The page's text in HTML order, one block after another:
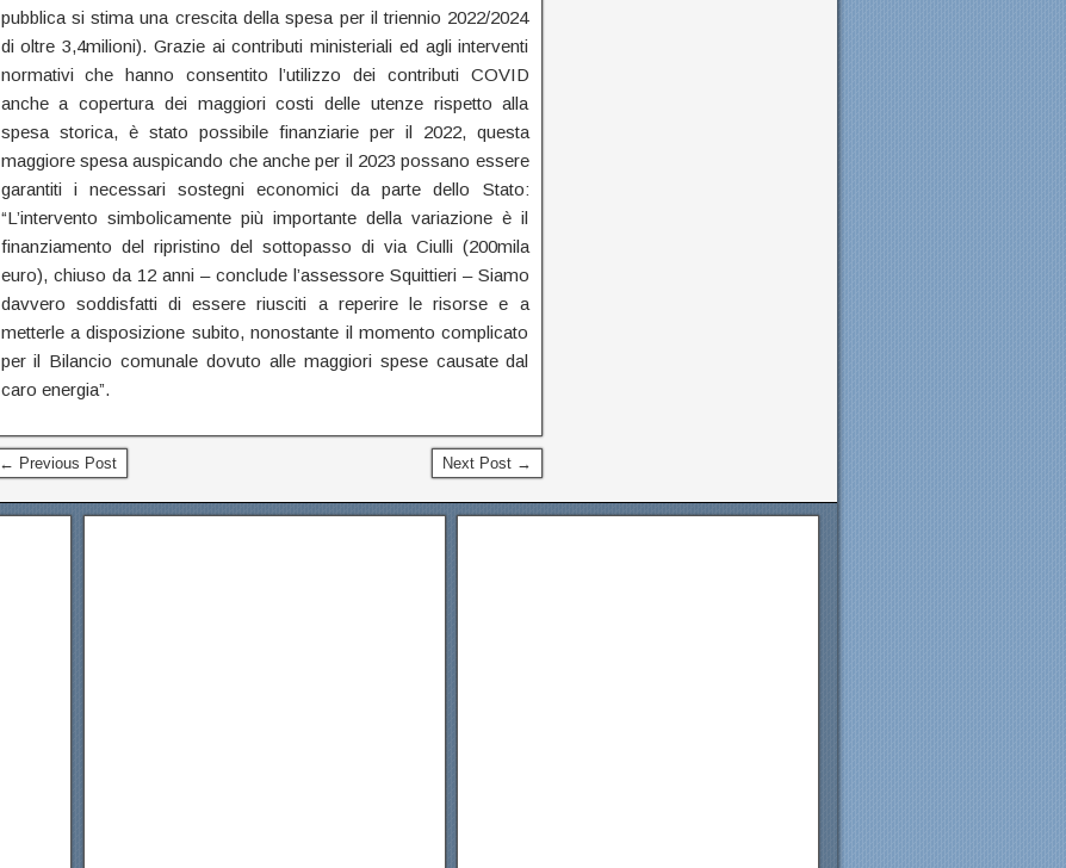
pubblica si stima una crescita della spesa per il triennio 2022/2024
di oltre 3,4milioni). Grazie ai contributi ministeriali ed agli interventi
normativi che hanno consentito l’utilizzo dei contributi COVID
anche a copertura dei maggiori costi delle utenze rispetto alla
spesa storica, è stato possibile finanziarie per il 2022, questa
maggiore spesa auspicando che anche per il 2023 possano essere
garantiti i necessari sostegni economici da parte dello Stato:
“L’intervento simbolicamente più importante della variazione è il
finanziamento del ripristino del sottopasso di via Ciulli (200mila
euro), chiuso da 12 anni – conclude l’assessore Squittieri – Siamo
davvero soddisfatti di essere riusciti a reperire le risorse e a
metterle a disposizione subito, nonostante il momento complicato
per il Bilancio comunale dovuto alle maggiori spese causate dal
caro energia”.
← Previous Post Next Post →